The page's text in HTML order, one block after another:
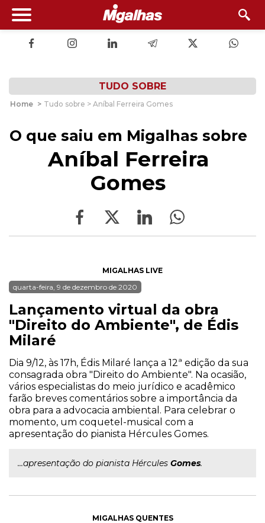
TUDO SOBRE
Home > Tudo sobre > Aníbal Ferreira Gomes
O que saiu em Migalhas sobre
Aníbal Ferreira
Gomes
MIGALHAS LIVE
quarta-feira, 9 de dezembro de 2020
Lançamento virtual da obra
"Direito do Ambiente", de Édis
Milaré
Dia 9/12, às 17h, Édis Milaré lança a 12ª edição da sua
consagrada obra "Direito do Ambiente". Na ocasião,
vários especialistas do meio jurídico e acadêmico
farão breves comentários sobre a importância da
obra para a advocacia ambiental. Para celebrar o
momento, um coquetel-musical com a
apresentação do pianista Hércules Gomes.
...apresentação do pianista Hércules Gomes.
MIGALHAS QUENTES